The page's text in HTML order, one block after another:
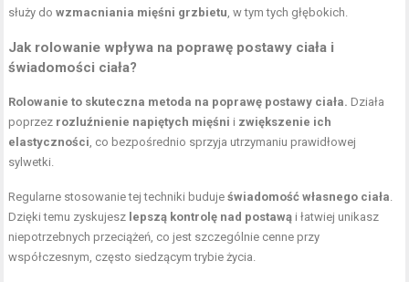
służy dowzmacniania mięśni grzbietu , w tym tych głębokich.
Jak rolowanie wpływa na poprawę postawy ciała i
świadomości ciała?
Rolowanie to skuteczna metoda na poprawę postawy ciała. Działa
poprzez rozluźnienie napiętych mięśni i zwiększenie ich
elastyczności , co bezpośrednio sprzyja utrzymaniu prawidłowej
sylwetki.
Regularne stosowanie tej techniki budujeświadomość własnego ciała
Dzięki temu zyskujesz lepszą kontrolę nad postawą i łatwiej unikasz
niepotrzebnych przeciążeń, co jest szczególnie cenne przy
współczesnym, często siedzącym trybie życia.